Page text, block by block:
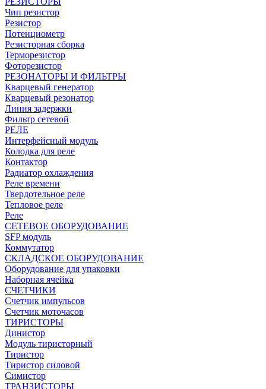
Чип резистор
Резистор
Потенциометр
Резисторная сборка
Терморезистор
Фоторезистор
РЕЗОНАТОРЫ И ФИЛЬТРЫ
Кварцевый генератор
Кварцевый резонатор
Линия задержки
Фильтр сетевой
РЕЛЕ
Интерфейсный модуль
Колодка для реле
Контактор
Радиатор охлаждения
Реле времени
Твердотельное реле
Тепловое реле
Реле
СЕТЕВОЕ ОБОРУДОВАНИЕ
SFP модуль
Коммутатор
СКЛАДСКОЕ ОБОРУДОВАНИЕ
Оборудование для упаковки
Наборная ячейка
СЧЕТЧИКИ
Счетчик импульсов
Счетчик моточасов
ТИРИСТОРЫ
Динистор
Модуль тиристорный
Тиристор
Тиристор силовой
Симистор
ТРАНЗИСТОРЫ